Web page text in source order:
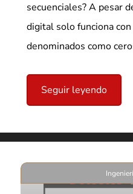
secuenciales? A pesar
digital solo funciona
denominados como
Seguir leyendo